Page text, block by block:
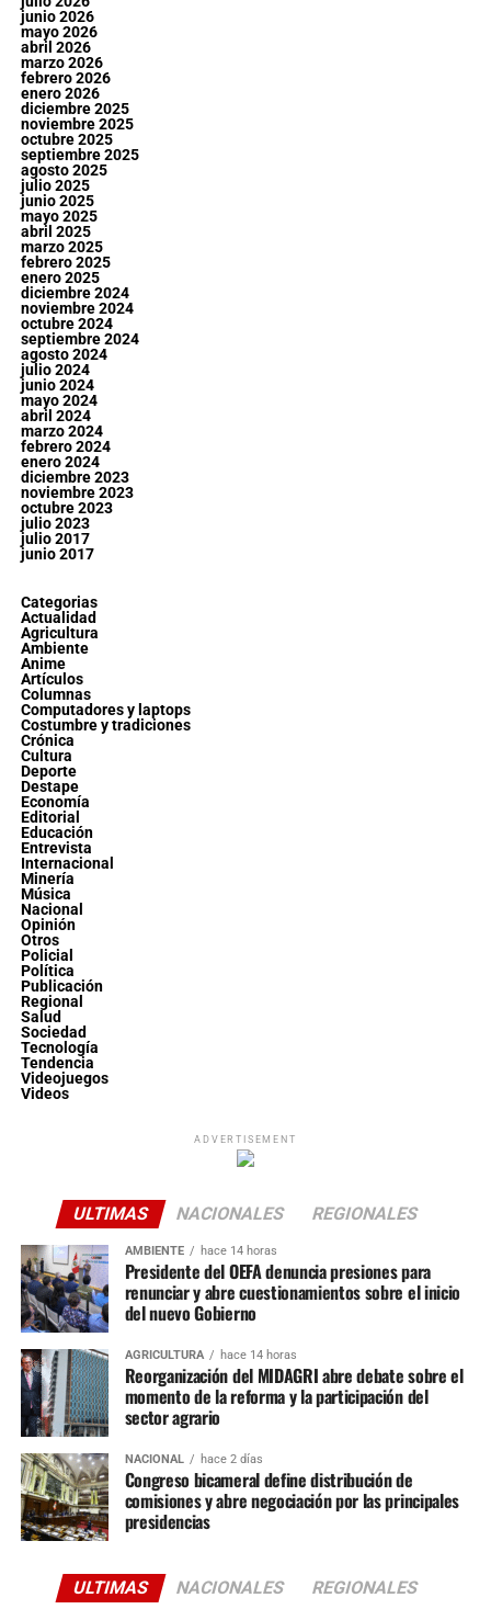
junio 2026
mayo 2026
abril 2026
marzo 2026
febrero 2026
enero 2026
diciembre 2025
noviembre 2025
octubre 2025
septiembre 2025
agosto 2025
julio 2025
junio 2025
mayo 2025
abril 2025
marzo 2025
febrero 2025
enero 2025
diciembre 2024
noviembre 2024
octubre 2024
septiembre 2024
agosto 2024
julio 2024
junio 2024
mayo 2024
abril 2024
marzo 2024
febrero 2024
enero 2024
diciembre 2023
noviembre 2023
octubre 2023
julio 2023
julio 2017
junio 2017
Categorias
Actualidad
Agricultura
Ambiente
Anime
Artículos
Columnas
Computadores y laptops
Costumbre y tradiciones
Crónica
Cultura
Deporte
Destape
Economía
Editorial
Educación
Entrevista
Internacional
Minería
Música
Nacional
Opinión
Otros
Policial
Política
Publicación
Regional
Salud
Sociedad
Tecnología
Tendencia
Videojuegos
Videos
ADVERTISEMENT
ULTIMAS NACIONALES REGIONALES
AMBIENTE hace 14 horas
Presidente del OEFA denuncia presiones para
renunciar y abre cuestionamientos sobre el inicio
del nuevo Gobierno
AGRICULTURA hace 14 horas
Reorganización del MIDAGRI abre debate sobre el
momento de la reforma y la participación del
sector agrario
NACIONAL hace 2 días
Congreso bicameral define distribución de
comisiones y abre negociación por las principales
presidencias
ULTIMAS NACIONALES REGIONALES